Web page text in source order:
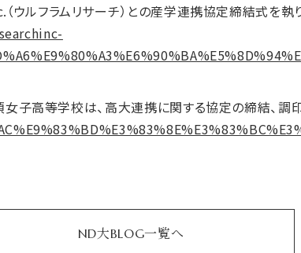
ルフラムリサーチ）との産学連携協定締結式を執
子高等学校は、高大連携に関する協定の締結、調
ND大BLOG一覧へ